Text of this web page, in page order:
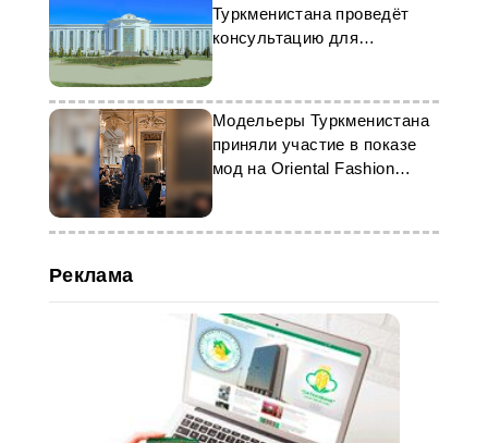
Туркменистана проведёт
консультацию для
предпринимателей
Модельеры Туркменистана
приняли участие в показе
мод на Oriental Fashion
Show
Реклама